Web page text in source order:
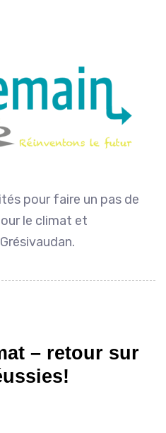
pour faire un pas de
le climat et
– retour sur